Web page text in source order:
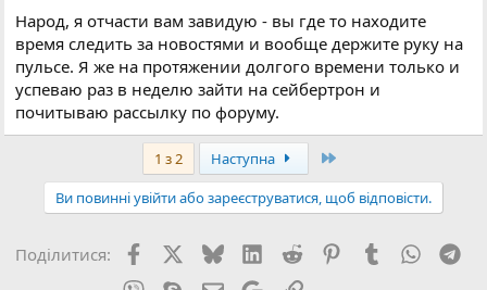
Народ, я отчасти вам завидую - вы где то находите
время следить за новостями и вообще держите руку на
пульсе. Я же на протяжении долгого времени только и
успеваю раз в неделю зайти на сейбертрон и
почитываю рассылку по форуму.
1 з 2 Наступна
Ви повинні увійти або зареєструватися, щоб відповісти.
Поділитися: FacebookX (Twitter)
BlueskyLinkedIn
Reddit PinterestTumblr